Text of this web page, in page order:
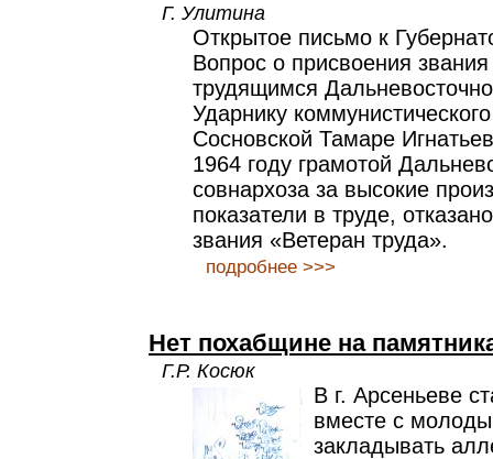
Г. Улитина
Открытое письмо к
Вопрос о присвоения
трудящимся
Ударнику
Сосновской Тамаре
1964 году грамотой
совнархоза за высокие
показатели в труде,
звания «Ветеран труда».
подробнее >>>
Нет похабщине на
Г.Р. Косюк
В г. Арсеньеве
вместе с
закладывать